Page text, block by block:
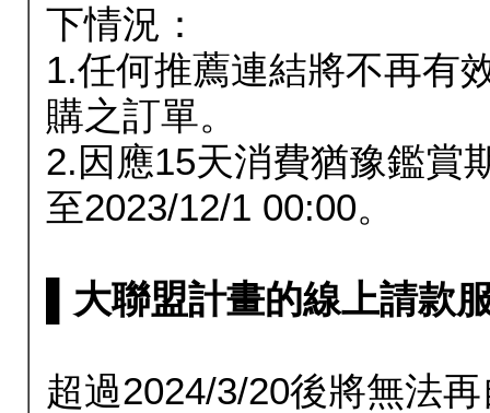
下情況：
1.任何推薦連結將不再有
購之訂單。
2.因應15天消費猶豫鑑賞
至2023/12/1 00:00。
▌大聯盟計畫的線上請款
超過2024/3/20後將無法